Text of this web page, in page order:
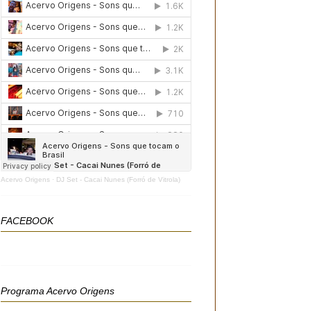
Acervo Origens · DJ Set - Cacai Nunes (Forró de Vitrola)
FACEBOOK
Programa Acervo Origens